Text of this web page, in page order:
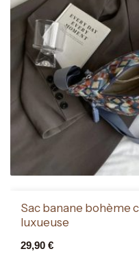
Sac banane bohème
luxueuse
29,90 €